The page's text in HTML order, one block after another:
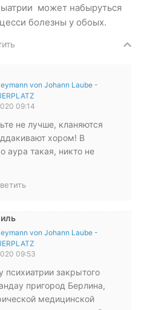
может набыруться
болезны у обоых.
von Johann Laube -
09:14
не лучше, кланяются
хором! В
аура такая, никто не
von Johann Laube -
09:53
психиатрии закрытого
пригород Берлина,
медицинской